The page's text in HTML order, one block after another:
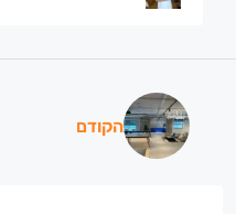
הקודם